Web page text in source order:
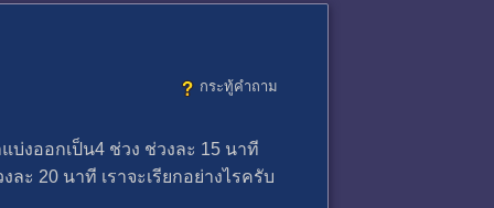
กระทู้คำถาม
บ่งออกเป็น4 ช่วง ช่วงละ 15 นาที
ละ 20 นาที เราจะเรียกอย่างไรครับ